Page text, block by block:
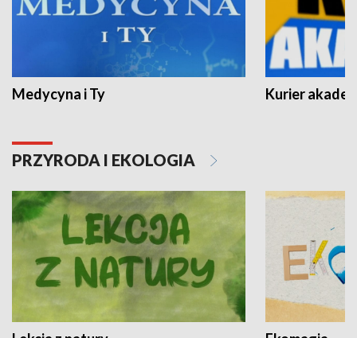
Medycyna i Ty Kurier
PRZYRODA I EKOLOGIA